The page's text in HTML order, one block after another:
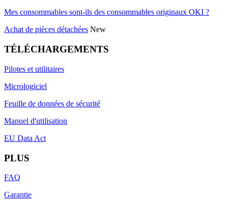
Mes consommables sont-ils des consommables originaux OKI ?
Achat de pièces détachées New
TÉLÉCHARGEMENTS
Pilotes et utilitaires
Micrologiciel
Feuille de données de sécurité
Manuel d'utilisation
EU Data Act
PLUS
FAQ
Garantie